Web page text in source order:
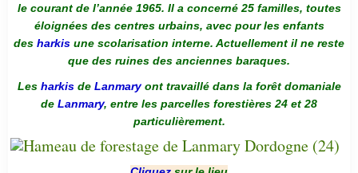
le courant de l’année 1965. Il a concerné 25 familles, toutes
éloignées des centres urbains, avec pour les enfants
des harkis une scolarisation interne. Actuellement il ne reste
que des ruines des anciennes baraques.
Les harkis de Lanmaryont travaillé dans la forêt domaniale
de Lanmary, entre les parcelles forestières 24 et 28
particulièrement.